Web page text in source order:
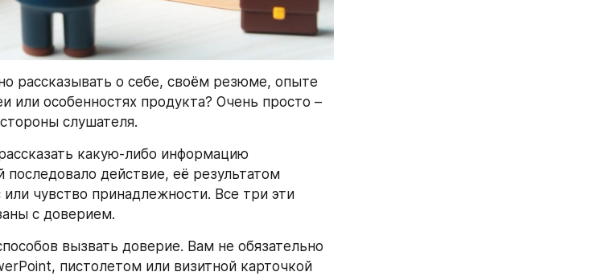
рассказывать о себе, своём резюме, опыте
или особенностях продукта? Очень просто –
слушателя.
какую-либо информацию
действие, её результатом
чувство принадлежности. Все три эти
с доверием.
вызвать доверие. Вам не обязательно
пистолетом или визитной карточкой